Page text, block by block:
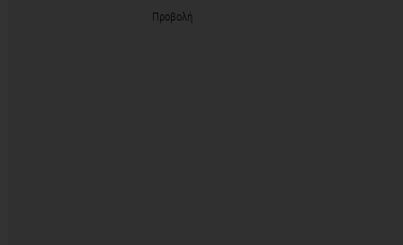
Προβολή